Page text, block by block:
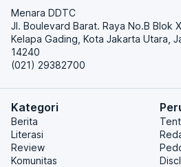
Menara DDTC
Jl. Boulevard Barat. Raya No.B Blok
Kelapa Gading, Kota Jakarta Utara,
14240
(021) 29382700
Kategori
Berita
Literasi
Review
Komunitas